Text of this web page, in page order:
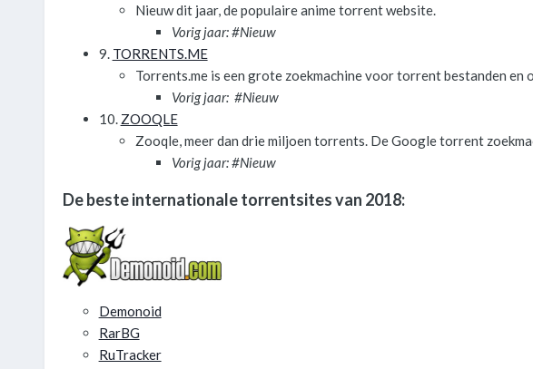
Nieuw dit jaar, de populaire anime torrent website.
Vorig jaar: #Nieuw
9. TORRENTS.ME
Torrents.me is een grote zoekmachine voor torrent bestanden en
Vorig jaar: #Nieuw
10. ZOOQLE
Zooqle, meer dan drie miljoen torrents. De Google torrent
Vorig jaar: #Nieuw
De beste internationale torrentsites van 2018:
Demonoid
RarBG
RuTracker